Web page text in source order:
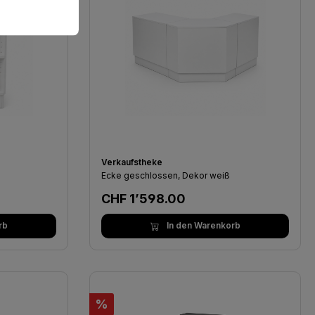
Verkaufstheke
Ecke geschlossen, Dekor weiß
Regulärer Preis:
CHF 1’598.00
In den Warenkorb
Rabatt
%